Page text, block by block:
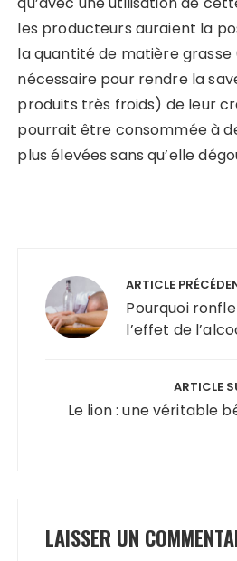
les producteurs auraient la
la quantité de matière grasse
nécessaire pour rendre la
produits très froids) de leur
pourrait être consommée à
plus élevées sans qu’elle
l’article
ARTICLE
Pourquoi
l’effet de
ARTICLE
Le lion : une véritable
LAISSER UN